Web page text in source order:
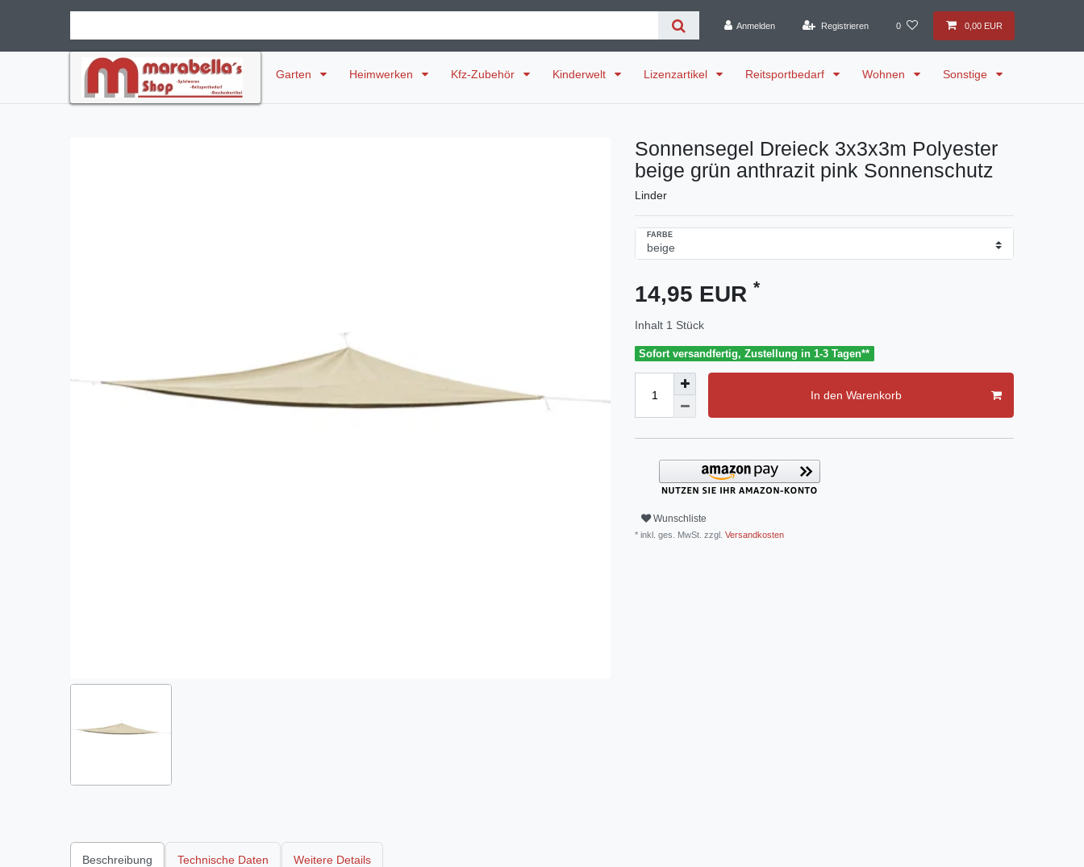
Anmelden Registrieren 0 0,00 EUR
Garten Heimwerken Kfz-Zubehör Kinderwelt Lizenzartikel Reitsportbedarf Wohnen Sonstige
Sonnensegel Dreieck 3x3x3m Polyester
beige grün anthrazit pink Sonnenschutz
Linder
FARBE
14,95 EUR *
Inhalt 1 Stück
Sofort versandfertig, Zustellung in 1-3 Tagen**
In den Warenkorb
Wunschliste
* inkl. ges. MwSt. zzgl. Versandkosten
Beschreibung Technische Daten Weitere Details